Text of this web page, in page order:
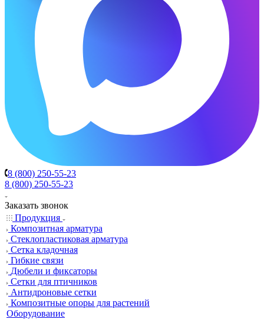
8 (800) 250-55-23
8 (800) 250-55-23
Заказать звонок
Продукция
Композитная арматура
Cтеклопластиковая арматура
Сетка кладочная
Гибкие связи
Дюбели и фиксаторы
Сетки для птичников
Антидроновые сетки
Композитные опоры для растений
Оборудование